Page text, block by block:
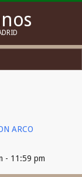
ARCO
- 11:59 pm